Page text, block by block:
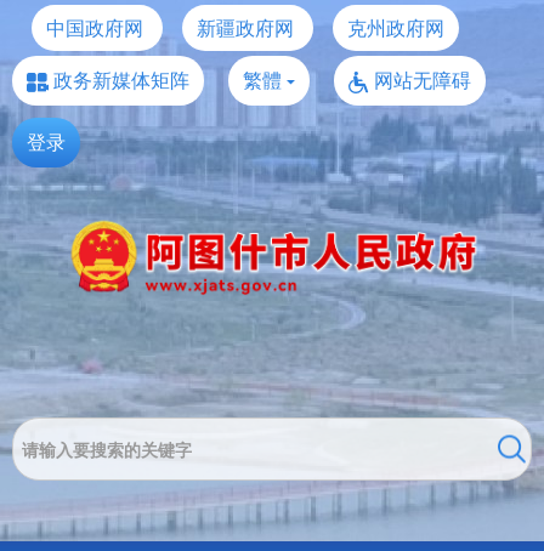
中国政府网 新疆政府网
克州政府网
政务新媒体矩阵
繁體 网站无障碍
登录